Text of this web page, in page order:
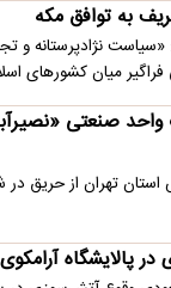
به توافق مکه
نژادپرستانه و
میان کشورهای
تهران از حریق
پالایشگاه